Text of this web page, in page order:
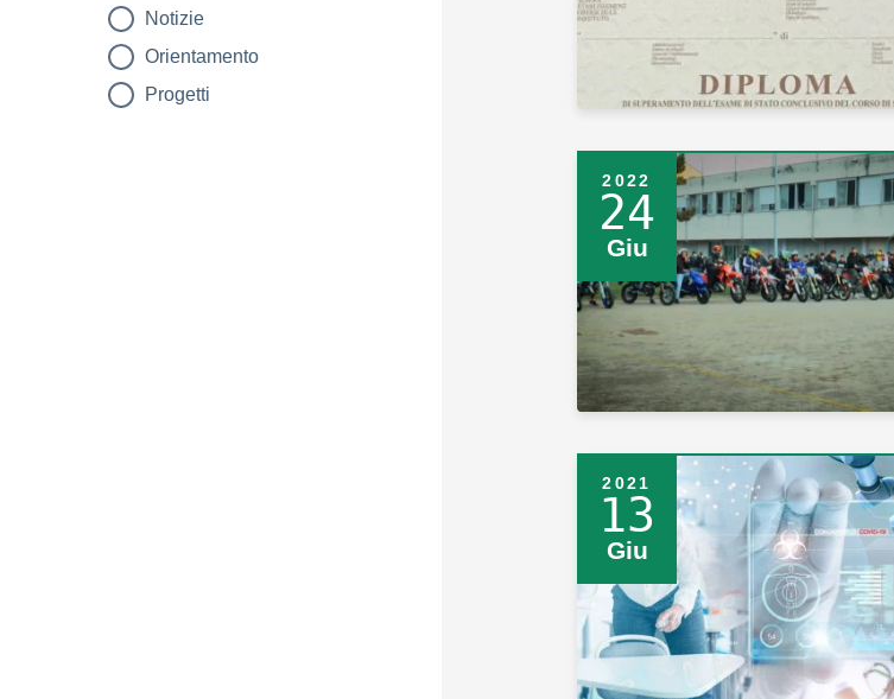
Notizie
Orientamento
Progetti
2022
24
Giu
2021
13
Giu